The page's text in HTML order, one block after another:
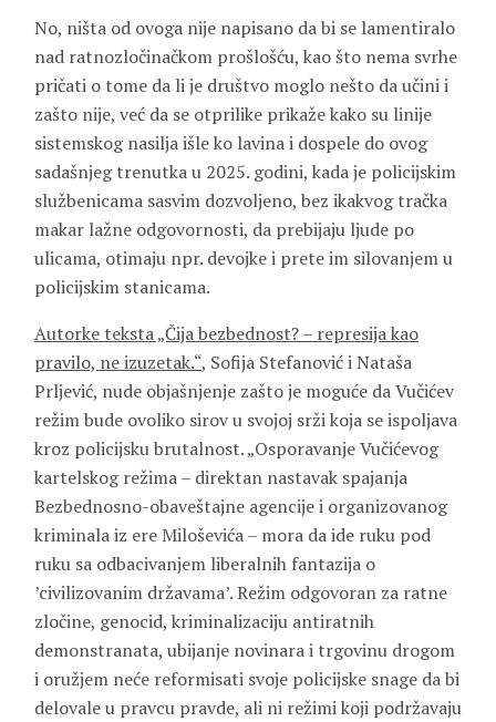
No, ništa od ovoga nije napisano da bi se lamentiralo
nad ratnozločinačkom prošlošću, kao što nema svrhe
pričati o tome da li je društvo moglo nešto da učini i
zašto nije, već da se otprilike prikaže kako su linije
sistemskog nasilja išle ko lavina i dospele do ovog
sadašnjeg trenutka u 2025. godini, kada je policijskim
službenicama sasvim dozvoljeno, bez ikakvog tračka
makar lažne odgovornosti, da prebijaju ljude po
ulicama, otimaju npr. devojke i prete im silovanjem u
policijskim stanicama.
Autorke teksta „Čija bezbednost? – represija kao
pravilo, ne izuzetak.“, Sofija Stefanović i Nataša
Prljević, nude objašnjenje zašto je moguće da Vučićev
režim bude ovoliko sirov u svojoj srži koja se ispoljava
kroz policijsku brutalnost. „Osporavanje Vučićevog
kartelskog režima – direktan nastavak spajanja
Bezbednosno-obaveštajne agencije i organizovanog
kriminala iz ere Miloševića – mora da ide ruku pod
ruku sa odbacivanjem liberalnih fantazija o
’civilizovanim državama’. Režim odgovoran za ratne
zločine, genocid, kriminalizaciju antiratnih
demonstranata, ubijanje novinara i trgovinu drogom
i oružjem neće reformisati svoje policijske snage da bi
delovale u pravcu pravde, ali ni režimi koji podržavaju